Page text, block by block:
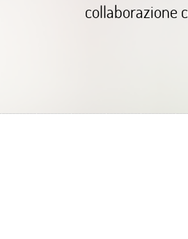
collaborazione